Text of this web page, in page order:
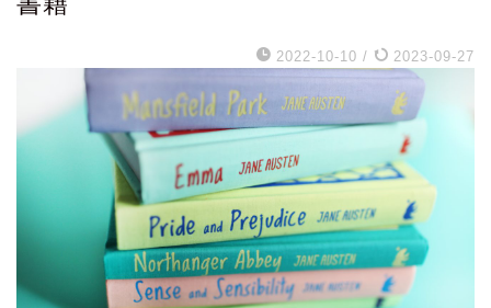
2022-10-10 / 2023-09-27